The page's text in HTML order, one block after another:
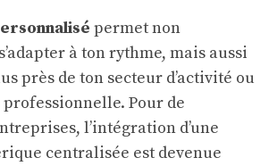
permet non
à ton rythme, mais aussi
près de ton secteur d’activité ou
Pour de
l’intégration d’une
centralisée est devenue